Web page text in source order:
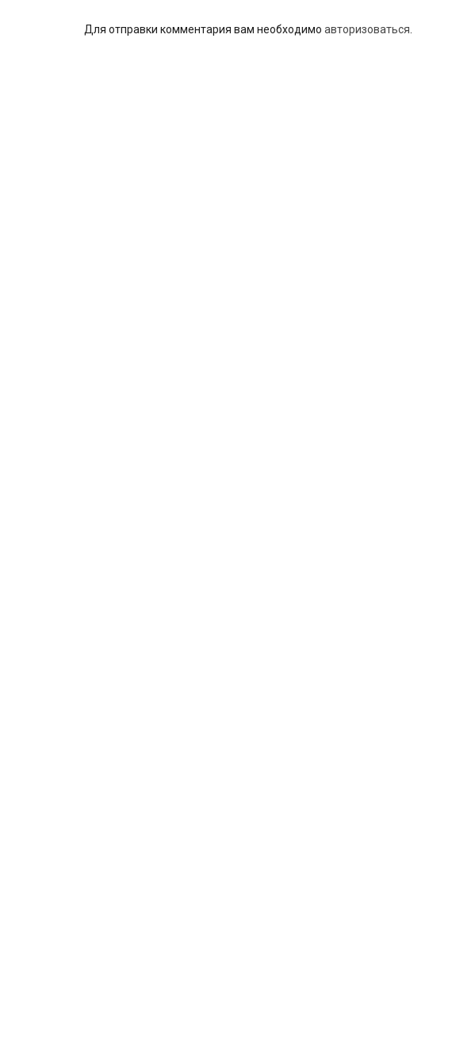
Для отправки комментария вам необходимо авторизоваться